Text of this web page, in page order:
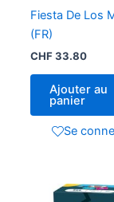
Fiesta De Los
(FR)
CHF33.80
Ajouter au
panier
Se